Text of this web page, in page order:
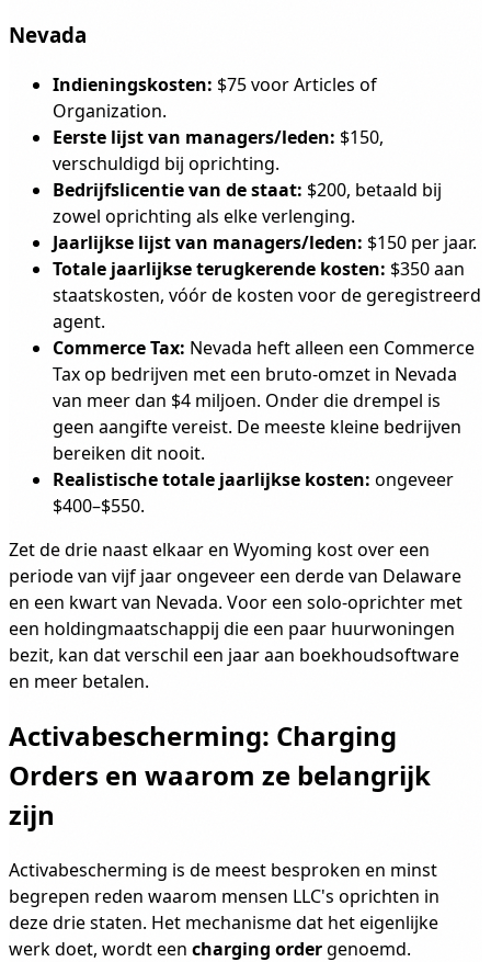
Nevada
Indieningskosten: $75 voor Articles of
Organization.
Eerste lijst van managers/leden: $150,
verschuldigd bij oprichting.
Bedrijfslicentie van de staat: $200, betaald bij
zowel oprichting als elke verlenging.
Jaarlijkse lijst van managers/leden: $150 per jaar.
Totale jaarlijkse terugkerende kosten: $350 aan
staatskosten, vóór de kosten voor de geregistreerd
agent.
Commerce Tax: Nevada heft alleen een Commerce
Tax op bedrijven met een bruto-omzet in Nevada
van meer dan $4 miljoen. Onder die drempel is
geen aangifte vereist. De meeste kleine bedrijven
bereiken dit nooit.
Realistische totale jaarlijkse kosten: ongeveer
$400–$550.
Zet de drie naast elkaar en Wyoming kost over een
periode van vijf jaar ongeveer een derde van Delaware
en een kwart van Nevada. Voor een solo-oprichter met
een holdingmaatschappij die een paar huurwoningen
bezit, kan dat verschil een jaar aan boekhoudsoftware
en meer betalen.
Activabescherming: Charging
Orders en waarom ze belangrijk
zijn
Activabescherming is de meest besproken en minst
begrepen reden waarom mensen LLC's oprichten in
deze drie staten. Het mechanisme dat het eigenlijke
werk doet, wordt een charging ordergenoemd.